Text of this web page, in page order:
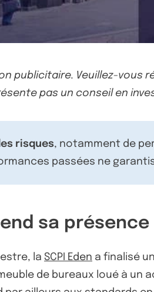
publicitaire. Veuillez-vous
pas un conseil en
risques, notamment de
passées ne
sa
la SCPI Eden a finalisé
de bureaux loué à